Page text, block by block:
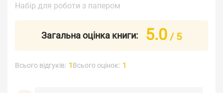
Набір для роботи з папером
Загальна оцінка книги: 5.0 / 5
Всього відгуків: 1Всього оцінок: 1